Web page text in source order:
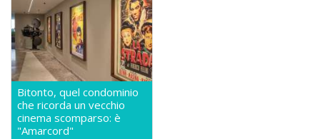
Bitonto, quel condominio
che ricorda un vecchio
cinema scomparso: è
"Amarcord"